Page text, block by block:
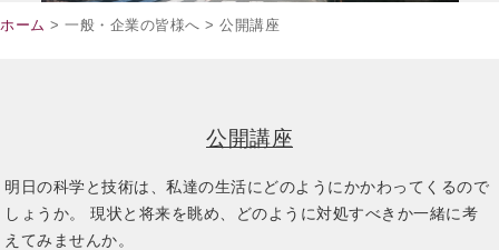
ホーム > 一般・企業の皆様へ > 公開講座
公開講座
明日の科学と技術は、私達の生活にどのようにかかわってくるので
しょうか。 現状と将来を眺め、どのように対処すべきか一緒に考
えてみませんか。